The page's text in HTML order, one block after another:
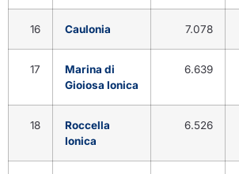
16 Caulonia 7.078
17
Marina di
Gioiosa Ionica
6.639
18
Roccella
Ionica
6.526